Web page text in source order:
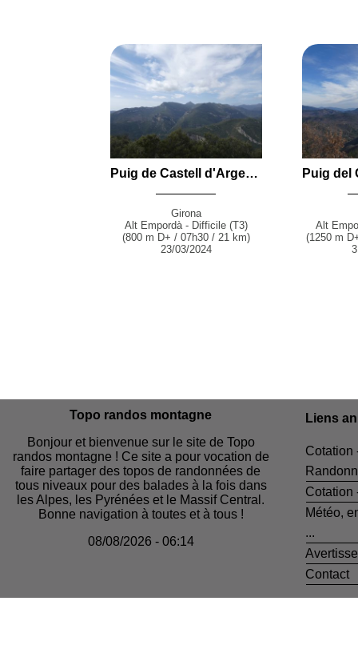
Puig de Castell d'Arget (839 m) et Puig de la Fiona (828 m) par les Gorgues de la Muga, le Castell del Serrat i Colomar, la Figa et la Pardella depuis Albanyà
Girona
Alt Empordà - Difficile (T3)
(800 m D+ / 07h30 / 21 km)
23/03/2024
Alt
(1250 m
Topo randos montagne
Bonjour et bienvenue sur le site de Topo
randos montagne ! Ce site a pour vocation de
faire partager des topos de randonnées de
tous niveaux pour des balades à la fois dans
les Alpes, les Pyrénées et le Massif Central.
Bonne navigation à toutes et à tous !
08/08/2026 - 06:14
Liens
Cotation
Cotation
Météo,
...
Contact